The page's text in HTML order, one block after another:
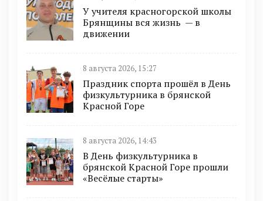
У учителя красногорской школы
Брянщины вся жизнь — в
движении
8 августа 2026, 15:27
Праздник спорта прошёл в День
физкультурника в брянской
Красной Горе
8 августа 2026, 14:43
В День физкультурника в
брянской Красной Горе прошли
«Весёлые старты»